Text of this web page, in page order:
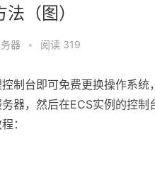
（图）
器 • 阅读 319
制台即可免费更换操作系
器，然后在ECS实例的控制
：